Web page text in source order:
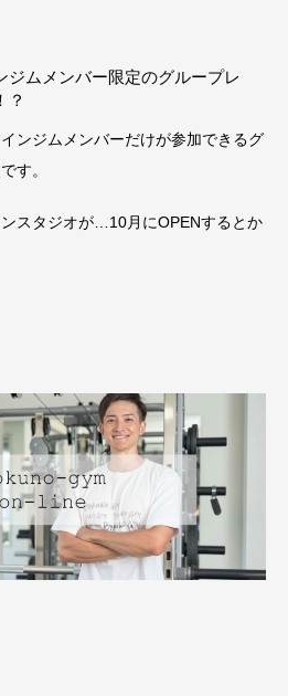
ジムメンバー限定のグループレ
？
ンジムメンバーだけが参加できるグ
す。
スタジオが…10月にOPENするとか